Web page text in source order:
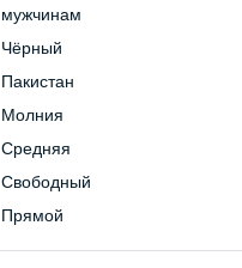
мужчинам
Чёрный
Пакистан
Молния
Средняя
Свободный
Прямой